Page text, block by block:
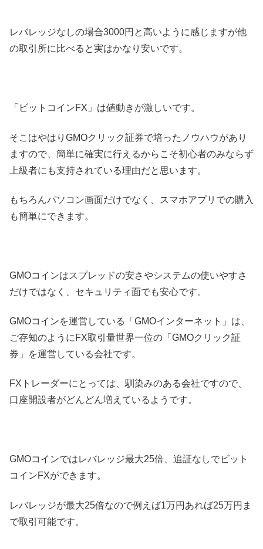
レバレッジなしの場合3000円と高いように感じますが他
の取引所に比べると実はかなり安いです。
「ビットコインFX」は値動きが激しいです。
そこはやはりGMOクリック証券で培ったノウハウがあり
ますので、簡単に確実に行えるからこそ初心者のみならず
上級者にも支持されている理由だと思います。
もちろんパソコン画面だけでなく、スマホアプリでの購入
も簡単にできます。
GMOコインはスプレッドの安さやシステムの使いやすさ
だけではなく、セキュリティ面でも安心です。
GMOコインを運営している「GMOインターネット」は、
ご存知のようにFX取引量世界一位の「GMOクリック証
券」を運営している会社です。
FXトレーダーにとっては、馴染みのある会社ですので、
口座開設者がどんどん増えているようです。
GMOコインではレバレッジ最大25倍、追証なしでビット
コインFXができます。
レバレッジが最大25倍なので例えば1万円あれば25万円ま
で取引可能です。